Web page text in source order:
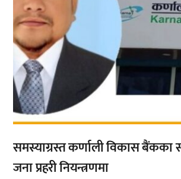
समस्याग्रस्त कर्णाली विकास
जना प्रहरी नियन्त्रणमा